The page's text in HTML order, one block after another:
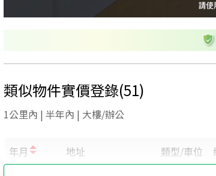
類似物件實價登錄(51)
1公里內 | 半年內 | 大樓/辦公